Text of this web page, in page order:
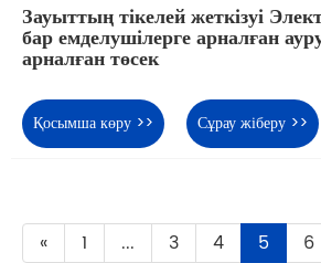
Зауыттың тікелей жеткізуі
бар емделушілерге арналған
арналған төсек
Қосымша көру >> Сұрау жіберу >>
« 1 ... 3 4 5 6